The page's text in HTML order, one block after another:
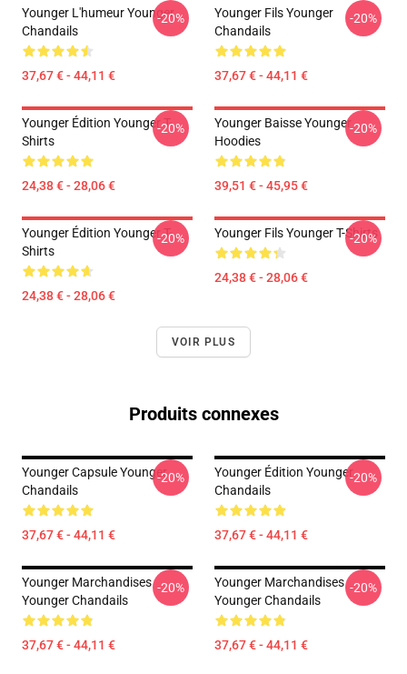
Younger L'humeur Younger
Chandails
37,67 € - 44,11 €
-20%
Younger Fils Younger
Chandails
37,67 € - 44,11 €
-20%
Younger Édition Younger T-
Shirts
24,38 € - 28,06 €
-20%
Younger Baisse Younger
Hoodies
39,51 € - 45,95 €
-20%
Younger Édition Younger T-
Shirts
24,38 € - 28,06 €
-20% Younger Fils Younger T-Shirts
24,38 € - 28,06 €
-20%
VOIR PLUS
Produits connexes
Younger Capsule Younger
Chandails
37,67 € - 44,11 €
-20%
Younger Édition Younger
Chandails
37,67 € - 44,11 €
-20%
Younger Marchandises
Younger Chandails
37,67 € - 44,11 €
-20%
Younger Marchandises
Younger Chandails
37,67 € - 44,11 €
-20%